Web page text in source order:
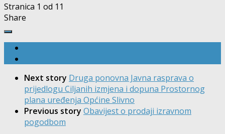
Stranica 1 od 1 1
Share
Next story Druga ponovna Javna rasprava o
prijedlogu Ciljanih izmjena i dopuna Prostornog
plana uređenja Općine Slivno
Previous story Obavijest o prodaji izravnom
pogodbom